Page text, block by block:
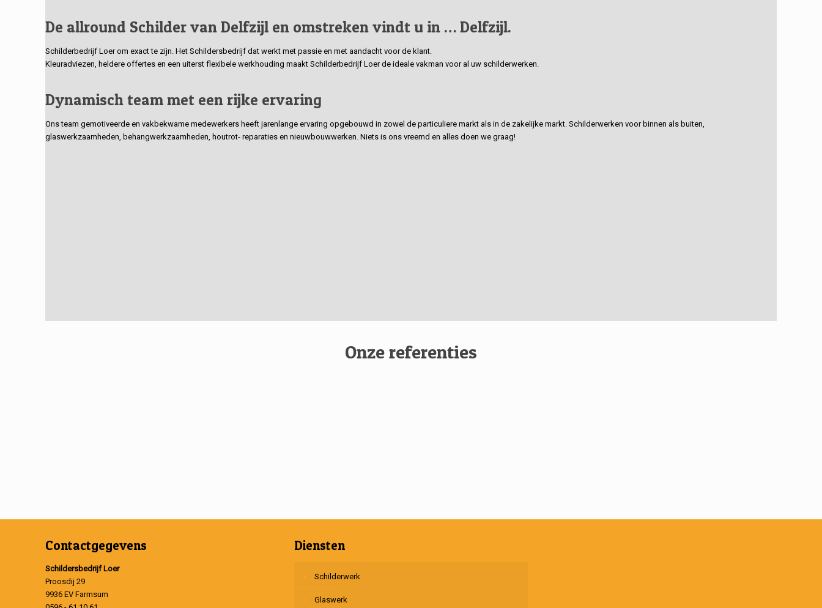
De allround Schilder van Delfzijl en omstreken vindt u in … Delfzijl.
Schilderbedrijf Loer om exact te zijn. Het Schildersbedrijf dat werkt met passie en met aandacht voor de klant.
Kleuradviezen, heldere offertes en een uiterst flexibele werkhouding maakt Schilderbedrijf Loer de ideale vakman voor al uw schilderwerken.
Dynamisch team met een rijke ervaring
Ons team gemotiveerde en vakbekwame medewerkers heeft jarenlange ervaring opgebouwd in zowel de particuliere markt als in de zakelijke markt. Schilderwerken voor binnen als buiten,
glaswerkzaamheden, behangwerkzaamheden, houtrot- reparaties en nieuwbouwwerken. Niets is ons vreemd en alles doen we graag!
Onze referenties
Contactgegevens
Schildersbedrijf Loer
Proosdij 29
9936 EV Farmsum
Diensten
Schilderwerk
Glaswerk